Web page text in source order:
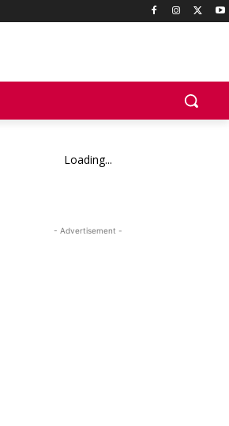
Loading...
- Advertisement -